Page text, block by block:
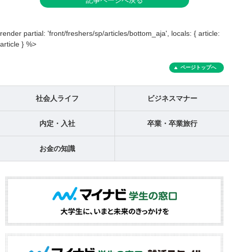
render partial: 'front/freshers/sp/articles/bottom_aja', locals: { article:
article } %>
ページトップへ
社会人ライフ ビジネスマナー
内定・入社 卒業・卒業旅行
お金の知識